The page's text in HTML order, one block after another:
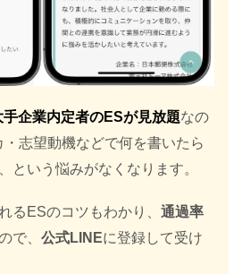
手企業内定者のESが見放題なの
志望動機などで何を書いたら
という悩みがなくなります。
るESのコツもわかり、 通過率
で、 公式LINEに登録して受け